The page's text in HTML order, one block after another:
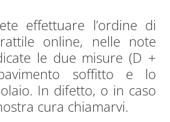
effettuare l’ordine di
online, nelle note
le due misure (D +
soffitto e lo
In difetto, o in caso
cura chiamarvi.